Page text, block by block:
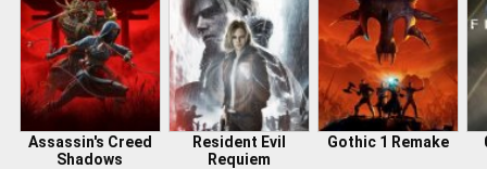
Assassin's Creed
Shadows
Resident Evil
Requiem
Gothic 1 Remake